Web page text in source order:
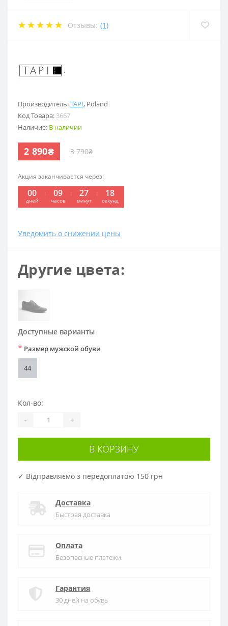
Отзывы: (1)
Производитель:TAPI, Poland
Код Товара: 3667
Наличие: В наличии
2 890₴ 3 790₴
Акция заканчивается через:
00
дней
09
часов
27
минут
18
секунд
Уведомить о снижении цены
.
Другие цвета:
Доступные варианты
* Размер мужской обуви
44
Кол-во:
- +
В КОРЗИНУ
✓ Відправляємо з передоплатою 150 грн
Доставка
Быстрая доставка
Оплата
Безопасные платежи
Гарантия
30 дней на обувь